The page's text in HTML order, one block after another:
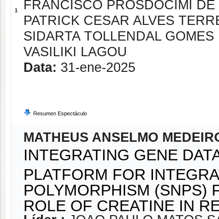
1
FRANCISCO PROSDOCIMI
PATRICK CESAR ALVES
SIDARTA TOLLENDAL
VASILIKI LAGOU
Data: 31-ene-2025
Resumen Espectáculo
MATHEUS ANSELMO
INTEGRATING GENE
PLATFORM FOR
POLYMORPHISM (SNPS)
ROLE OF CREATINE IN